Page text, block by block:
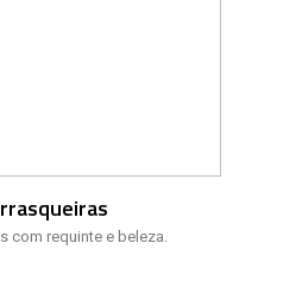
com requinte e beleza.